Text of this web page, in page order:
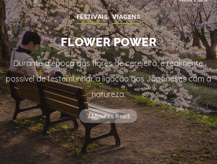
FESTIVAIS VIAGENS
FLOWER POWER
Durante a época das flores de cerejeira, é realmente
possível de testemunhar a ligação dos Japoneses com a
natureza.
7 Minutes Read